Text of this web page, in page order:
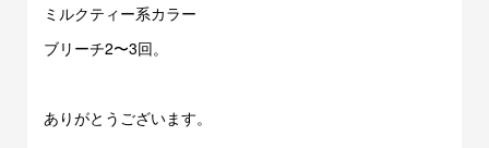
ミルクティー系カラー
ブリーチ2〜3回。
ありがとうございます。